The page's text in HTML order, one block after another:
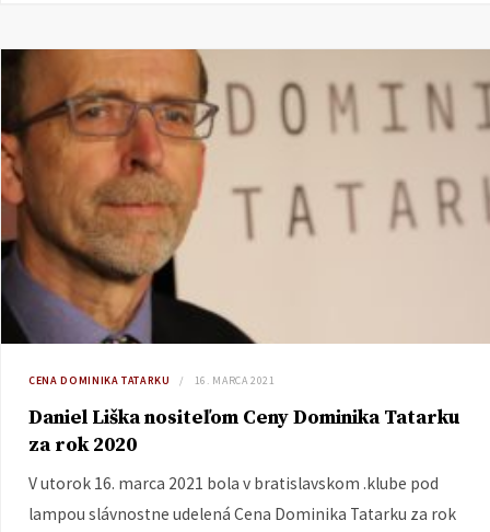
CENA DOMINIKA TATARKU 16. MARCA 2021
Daniel Liška nositeľom Ceny Dominika Tatarku
za rok 2020
V utorok 16. marca 2021 bola v bratislavskom .klube pod
lampou slávnostne udelená Cena Dominika Tatarku za rok